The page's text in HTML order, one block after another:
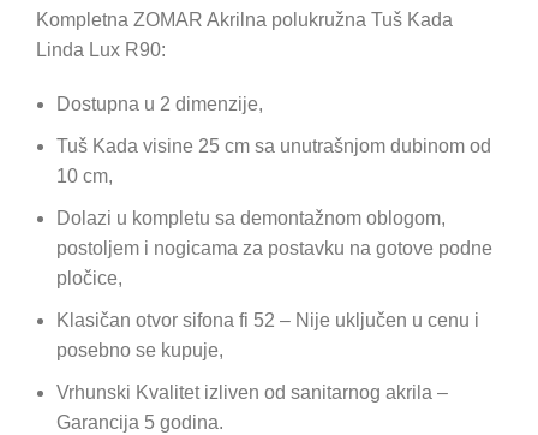
Kompletna ZOMAR Akrilna polukružna Tuš Kada
Linda Lux R90:
Dostupna u 2 dimenzije,
Tuš Kada visine 25 cm sa unutrašnjom dubinom od
10 cm,
Dolazi u kompletu sa demontažnom oblogom,
postoljem i nogicama za postavku na gotove podne
pločice,
Klasičan otvor sifona fi 52 – Nije uključen u cenu i
posebno se kupuje,
Vrhunski Kvalitet izliven od sanitarnog akrila –
Garancija 5 godina.